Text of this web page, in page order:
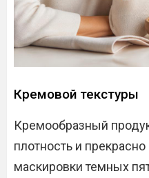
Кремовой текстуры
Кремообразный
плотность и
маскировки темных